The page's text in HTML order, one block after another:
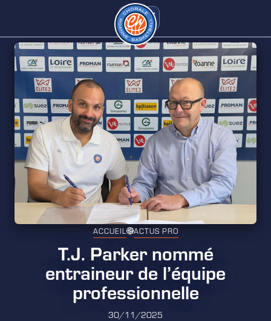
ACCUEIL ACTUS PRO
T.J. Parker nommé
entraineur de l’équipe
professionnelle
30/11/2025